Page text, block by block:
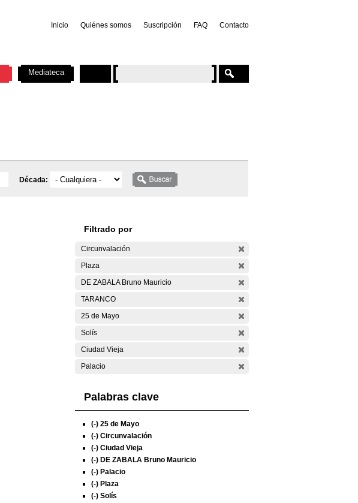
Inicio Quiénes somos Suscripción FAQ Contacto
Década:
Filtrado por
Circunvalación
Plaza
DE ZABALA Bruno Mauricio
TARANCO
25 de Mayo
Solís
Ciudad Vieja
Palacio
Palabras clave
(-) 25 de Mayo
(-) Circunvalación
(-) Ciudad Vieja
(-) DE ZABALA Bruno Mauricio
(-) Palacio
(-) Plaza
(-) Solís
Mediateca